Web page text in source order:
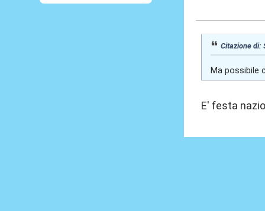
Citazione di:
Ma possibile
E' festa